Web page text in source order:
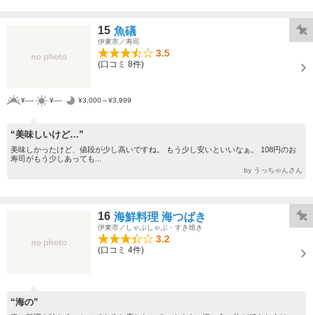
15 魚礒
伊東市／寿司
3.5
(口コミ 8件)
¥---- ¥---- ¥3,000～¥3,999
“美味しいけど…”
美味しかったけど、値段が少し高いですね。 もう少し安いといいなぁ。 108円のお
寿司がもう少しあっても...
by うっちゃんさん
16 海鮮料理 海つばき
伊東市／しゃぶしゃぶ・すき焼き
3.2
(口コミ 4件)
“海の”